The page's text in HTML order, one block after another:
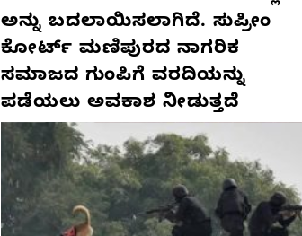
ಅನ್ನು ಬದಲಾಯಿಸಲಾಗಿದೆ. ಸುಪ್ರೀಂ
ಕೋರ್ಟ್ ಮಣಿಪುರದ ನಾಗರಿಕ
ಸಮಾಜದ ಗುಂಪಿಗೆ ವರದಿಯನ್ನು
ಪಡೆಯಲು ಅವಕಾಶ ನೀಡುತ್ತದೆ